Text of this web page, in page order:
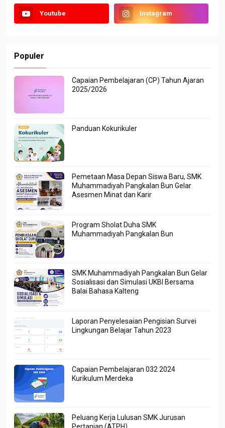
Youtube Instagram
Populer
Capaian Pembelajaran (CP) Tahun Ajaran
2025/2026
Panduan Kokurikuler
Pemetaan Masa Depan Siswa Baru, SMK
Muhammadiyah Pangkalan Bun Gelar
Asesmen Minat dan Karir
Program Sholat Duha SMK
Muhammadiyah Pangkalan Bun
SMK Muhammadiyah Pangkalan Bun Gelar
Sosialisasi dan Simulasi UKBI Bersama
Balai Bahasa Kalteng
Laporan Penyelesaian Pengisian Survei
Lingkungan Belajar Tahun 2023
Capaian Pembelajaran 032 2024
Kurikulum Merdeka
Peluang Kerja Lulusan SMK Jurusan
Pertanian (ATPH)